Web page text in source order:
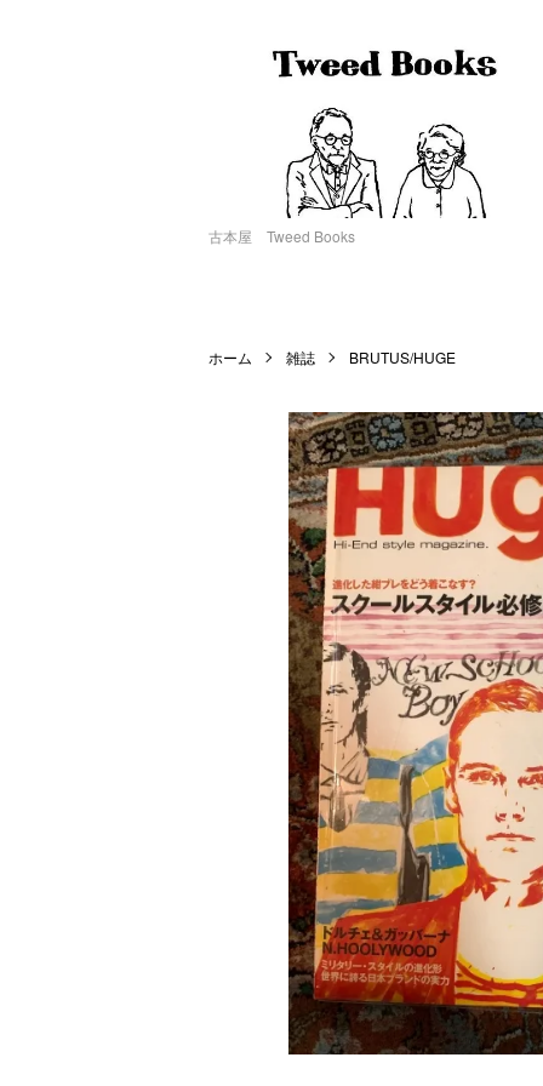
古本屋 Tweed Books
ホーム 雑誌 BRUTUS/HUGE